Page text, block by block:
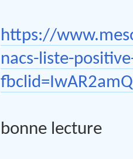
https://
nacs-liste-
bonne lecture